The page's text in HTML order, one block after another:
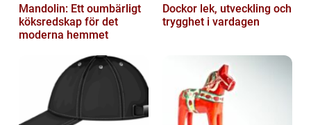
Mandolin: Ett oumbärligt
köksredskap för det
moderna hemmet
Dockor lek, utveckling och
trygghet i vardagen